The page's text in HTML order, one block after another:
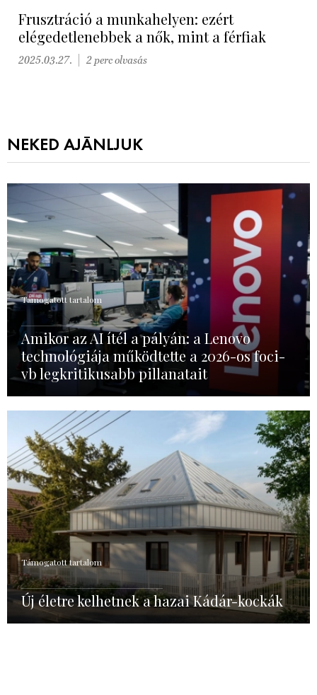
Frusztráció a munkahelyen: ezért
elégedetlenebbek a nők, mint a férfiak
2025.03.27. 2 perc olvasás
NEKED AJÁNLJUK
Támogatott tartalom
Amikor az AI ítél a pályán: a Lenovo
technológiája működtette a 2026-os foci-
vb legkritikusabb pillanatait
Támogatott tartalom
Új életre kelhetnek a hazai Kádár-kockák